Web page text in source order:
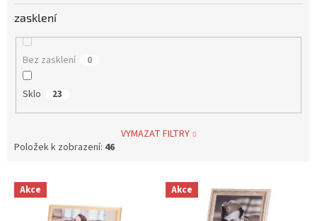
zasklení
Bez zasklení 0
Sklo 23
VYMAZAT FILTRY
Položek k zobrazení: 46
V Akce Akce